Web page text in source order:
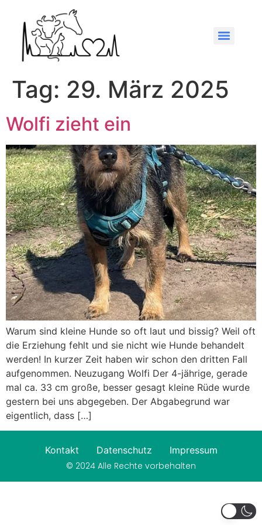
Tag: 29. März 2025
Wolfi zieht ein
Warum sind kleine Hunde so oft laut und bissig? Weil oft
die Erziehung fehlt und sie nicht wie Hunde behandelt
werden! In kurzer Zeit haben wir schon den dritten Fall
aufgenommen. Neuzugang Wolfi Der 4-jährige, gerade
mal ca. 33 cm große, besser gesagt kleine Rüde wurde
gestern bei uns abgegeben. Der Abgabegrund war
eigentlich, dass […]
Kontakt Datenschutz
Impressum
© 2024 Alle Rechte vorbehalten